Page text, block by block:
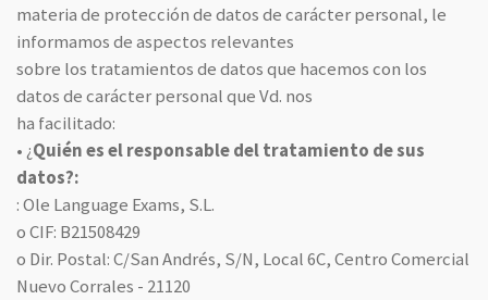
materia de protección de datos de carácter personal, le
informamos de aspectos relevantes
sobre los tratamientos de datos que hacemos con los
datos de carácter personal que Vd. nos
ha facilitado:
• ¿Quién es el responsable del tratamiento de sus
datos?:
: Ole Language Exams, S.L.
o CIF: B21508429
o Dir. Postal: C/San Andrés, S/N, Local 6C, Centro Comercial
Nuevo Corrales - 21120